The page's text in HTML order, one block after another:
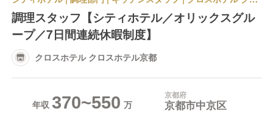
調理スタッフ【シティホテル／オリックスグル
ープ／7日間連続休暇制度】
クロスホテル クロスホテル京都
年収 370~550 京都府
京都市中京区